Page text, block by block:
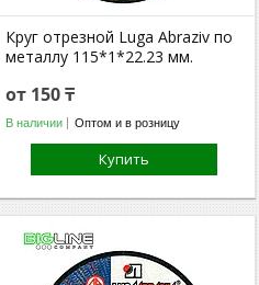
Круг отрезной Luga Abraziv по
металлу 115*1*22.23 мм.
от 150 ₸
В наличии Оптом и в розницу
Купить